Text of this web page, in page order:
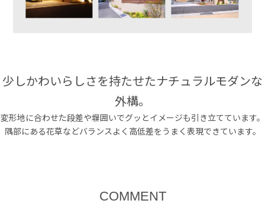
少しかわいらしさを持たせたナチュラルモダンな
外構。
変形地に合わせた段差や塀囲いでグッとイメージも引き立てています。
隅部にある花草などバランスよく高低差をうまく表現できています。
COMMENT